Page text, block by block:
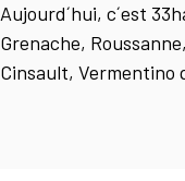
Aujourd´hui, c´est
Grenache,
Cinsault, Vermentino